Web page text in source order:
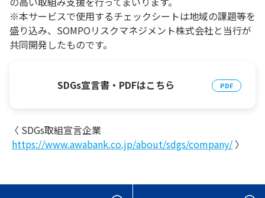
※本サービスで使用するチェックシートは地域の課題等を
盛り込み、SOMPOリスクマネジメント株式会社と当行が
共同開発したものです。
SDGs宣言書・PDFはこちら
〈 SDGs取組宣言企業
https://www.awabank.co.jp/about/sdgs/company/ 〉